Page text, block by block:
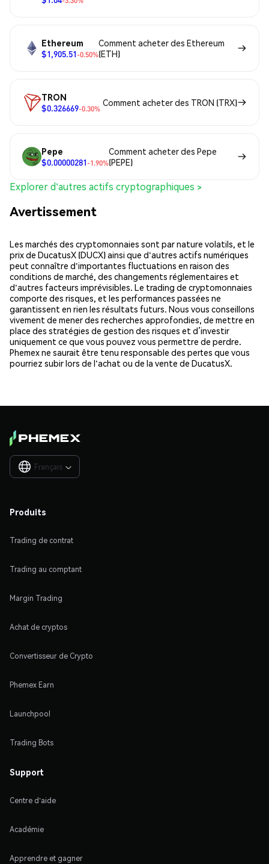
Ethereum
$1,905.51-0.50%
Comment acheter des Ethereum
(ETH)
TRON
$0.326669-0.30%
Comment acheter des TRON (TRX)
Pepe
$0.00000281-1.90%
Comment acheter des Pepe
(PEPE)
Explorer d'autres actifs cryptographiques >
Avertissement
Les marchés des cryptomonnaies sont par nature volatils, et le
prix de DucatusX (DUCX) ainsi que d'autres actifs numériques
peut connaître d'importantes fluctuations en raison des
conditions de marché, des changements réglementaires et
d'autres facteurs imprévisibles. Le trading de cryptomonnaies
comporte des risques, et les performances passées ne
garantissent en rien les résultats futurs. Nous vous conseillons
vivement de mener des recherches approfondies, de mettre en
place des stratégies de gestion des risques et d’investir
uniquement ce que vous pouvez vous permettre de perdre.
Phemex ne saurait être tenu responsable des pertes que vous
pourriez subir lors de l'achat ou de la vente de DucatusX.
Français 
Produits
Trading de contrat
Trading au comptant
Margin Trading
Achat de cryptos
Convertisseur de Crypto
Phemex Earn
Launchpool
Trading Bots
Support
Centre d'aide
Académie
Apprendre et gagner